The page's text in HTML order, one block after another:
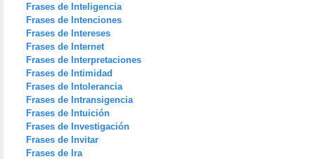
Frases de Inteligencia
Frases de Intenciones
Frases de Intereses
Frases de Internet
Frases de Interpretaciones
Frases de Intimidad
Frases de Intolerancia
Frases de Intransigencia
Frases de Intuición
Frases de Investigación
Frases de Invitar
Frases de Ira